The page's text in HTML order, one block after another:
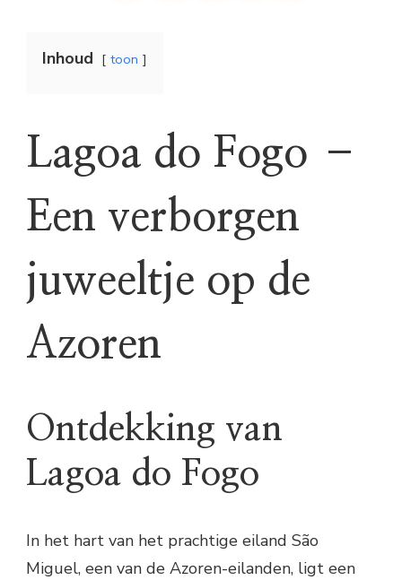
Inhoud toon
Lagoa do Fogo –
Een verborgen
juweeltje op de
Azoren
Ontdekking van
Lagoa do Fogo
In het hart van het prachtige eiland São
Miguel, een van de Azoren-eilanden, ligt een